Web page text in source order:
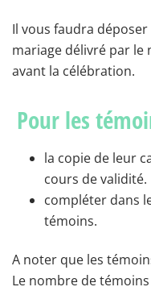
Il vous faudra
mariage délivré par le
avant la célébration.
Pour les
la copie de leur
cours de validité.
compléter dans
témoins.
A noter que les
Le nombre de